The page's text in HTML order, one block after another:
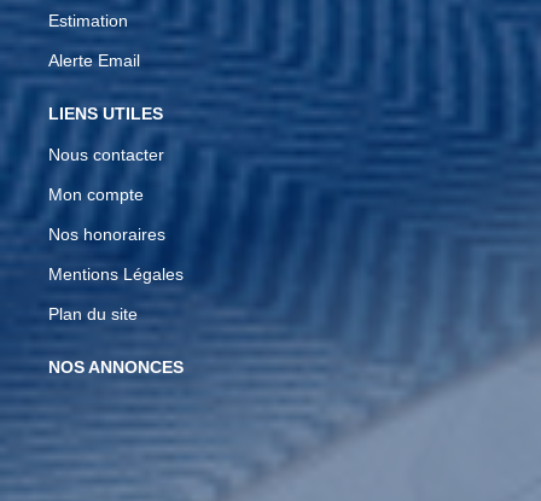
Estimation
Alerte Email
LIENS UTILES
Nous contacter
Mon compte
Nos honoraires
Mentions Légales
Plan du site
NOS ANNONCES